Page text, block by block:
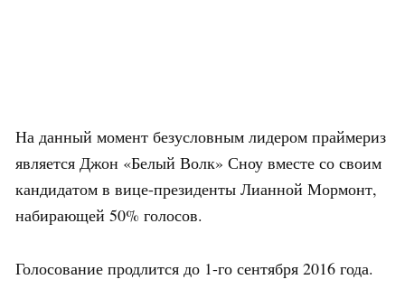
На данный момент безусловным лидером праймериз
является Джон «Белый Волк» Сноу вместе со своим
кандидатом в вице-президенты Лианной Мормонт,
набирающей 50% голосов.
Голосование продлится до 1-го сентября 2016 года.